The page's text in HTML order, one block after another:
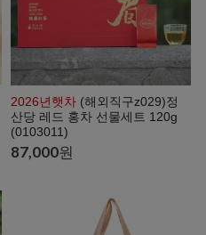
2026년햇차 (해외직구z029)정
산당 레드 홍차 선물세트 120g
(0103011)
87,000원